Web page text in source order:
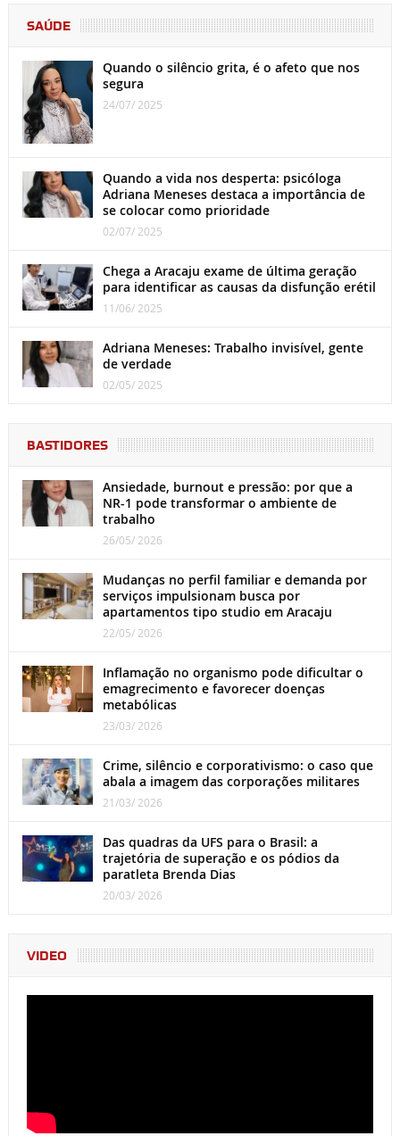
SAÚDE
Quando o silêncio grita, é o afeto que nos
segura
24/07/ 2025
Quando a vida nos desperta: psicóloga
Adriana Meneses destaca a importância de
se colocar como prioridade
02/07/ 2025
Chega a Aracaju exame de última geração
para identificar as causas da disfunção erétil
11/06/ 2025
Adriana Meneses: Trabalho invisível, gente
de verdade
02/05/ 2025
BASTIDORES
Ansiedade, burnout e pressão: por que a
NR-1 pode transformar o ambiente de
trabalho
26/05/ 2026
Mudanças no perfil familiar e demanda por
serviços impulsionam busca por
apartamentos tipo studio em Aracaju
22/05/ 2026
Inflamação no organismo pode dificultar o
emagrecimento e favorecer doenças
metabólicas
23/03/ 2026
Crime, silêncio e corporativismo: o caso que
abala a imagem das corporações militares
21/03/ 2026
Das quadras da UFS para o Brasil: a
trajetória de superação e os pódios da
paratleta Brenda Dias
20/03/ 2026
VIDEO